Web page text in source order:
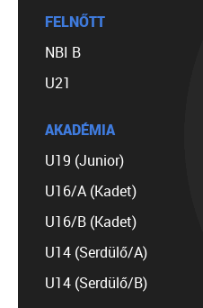
FELNŐTT
NBI B
U21
AKADÉMIA
U19 (Junior)
U16/A (Kadet)
U16/B (Kadet)
U14 (Serdülő/A)
U14 (Serdülő/B)